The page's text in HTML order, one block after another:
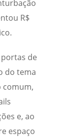
R$
de
do tema
comum,
e, ao
espaço